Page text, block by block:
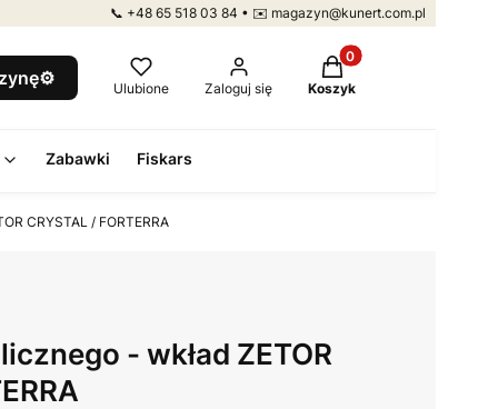
📞 +48 65 518 03 84 • ✉️ magazyn@kunert.com.pl
Ulubione Zaloguj się
Produkty w koszyku:
Koszyk
Zabawki Fiskars
CRYSTAL / FORTERRA
- wkład ZETOR